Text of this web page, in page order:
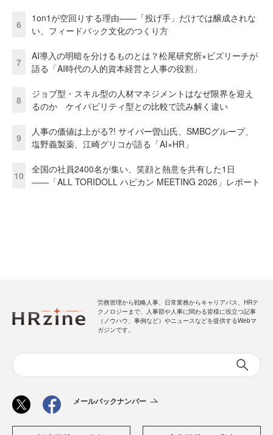
6
1on1が空回りする理由——「投げ手」だけでは醸成されな
い、フィードバック文化のつくり方
7
AI導入の明暗を分けるものとは？松尾研究所×ビズリーチが
語る「AI時代の人的資本経営と人事の役割」
8
ジョブ型・スキル型の人材マネジメントはなぜ限界を迎え
るのか ケイパビリティ型との比較で読み解く違い
9
人事の価値は上がる?! サイバー曽山氏、SMBCグループ、
塩野義製薬、江崎グリコが語る「AI×HR」
10
全国の社員2400名が集い、笑顔と熱意を共有した1日
――「ALL TORIDOLL ハピカン MEETING 2026」レポート
労務管理から戦略人事、日常業務からキャリアパス、HRテ
クノロジーまで、人事部や人事に関わる皆様に役立つ記事
（ノウハウ、事例など）やニュースなどを提供するWebマ
ガジンです。
メールバックナンバー